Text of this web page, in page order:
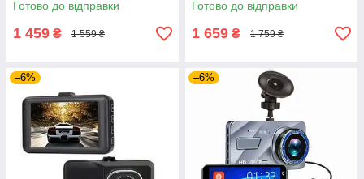
кутом огляду
Готово до відправки
1 459 ₴ 1 559 ₴
авто з нічною зйомкою
Готово до відправки
1 659 ₴ 1 759 ₴
–6% –6%